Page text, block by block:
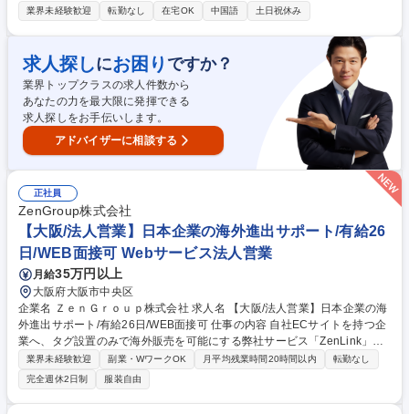
プロモーション活動を支援する仕事です。セールス＆ディレクション担当
提案、新規クライアント開拓、提案後のディレクション等、顧客折衝・進
行管理までプロデューサー的な立場で責任をもって取り仕切ります。 ■SN
Sインフルエンサーマーケター事業とTokyo Weekender事業の新規開拓 ■
プロモーション企画立案 ■プロジェクトマネジメント ■人的マネジメント
■営業戦略立案と実行 ※変更の範囲:当社およびAnyMindグループ各社の業
務全般 募集職種 【営業(リーダー候補)】中華圏向けプロモーション/イン
フルエンサーやSNSを起用
業界未経験歓迎 転勤なし 在宅OK 中国語 土日祝休み
求人探しにお困り ですか？
業界トップクラスの求人件数から
あなたの力を最大限に発揮できる
求人探しをお手伝いします。
アドバイザーに相談する
正社員
ZenGroup株式会社
【大阪/法人営業】日本企業の海外進出サポート/有給26
日/WEB面接可 Webサービス法人営業
月給35万円以上
大阪府大阪市中央区
企業名 ＺｅｎＧｒｏｕｐ株式会社 求人名 【大阪/法人営業】日本企業の海
外進出サポート/有給26日/WEB面接可 仕事の内容 自社ECサイトを持つ企
業へ、タグ設置のみで海外販売を可能にする弊社サービス「ZenLink」を
提案します。初期費用無料で導入ハードルが低く、提案から導入サポート
まで越境ECの事業成長を伴走する営業職です。 「日本の優れた商品を世
界に届けたい」という思いを持つ企業様と向き合い、実現をサポートする
ことでお客様から感謝の声をいただくことのできる、やりがいのあるポジ
業界未経験歓迎 副業・WワークOK 月平均残業時間20時間以内
転勤なし
完全週休2日制
服装自由